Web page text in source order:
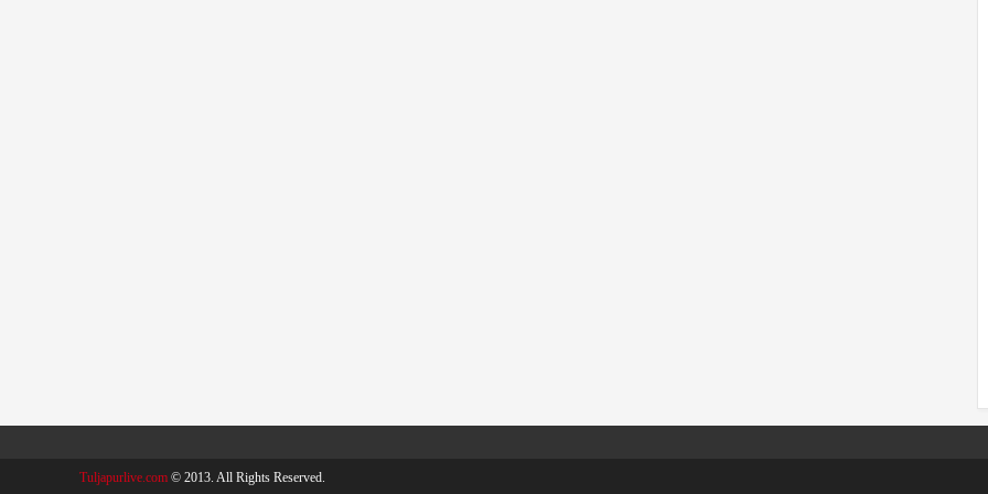
Tuljapurlive.com © 2013. All Rights Reserved.